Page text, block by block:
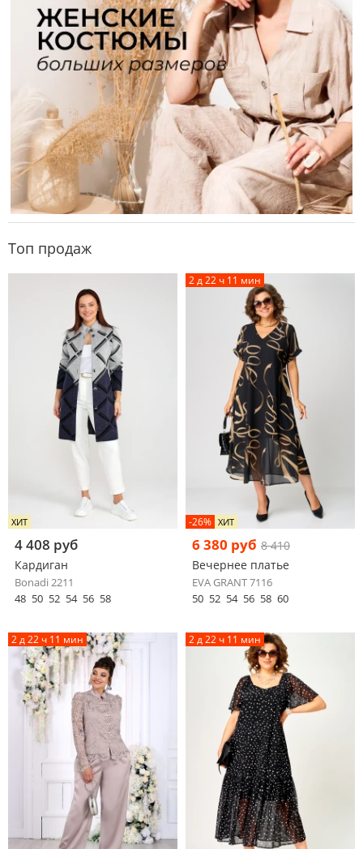
Топ продаж
ХИТ
4 408 руб
Кардиган
Bonadi 2211
48 50 52 54 56 58
2 д 22 ч 11 мин
-26% ХИТ
6 380 руб 8 410
Вечернее платье
EVA GRANT 7116
50 52 54 56 58 60
2 д 22 ч 11 мин 2 д 22 ч 11 мин